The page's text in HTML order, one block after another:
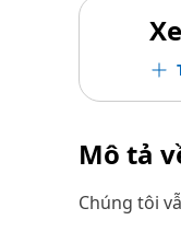
Mô tả
Chúng tôi